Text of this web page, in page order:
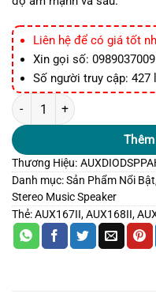
Liên hệ để có giá tốt
Xin gọi số:
Số người truy cập: 427
Aux168II Coaxial Ceiling
Thương Hiệu: AUXDIODSPPA
Danh mục:Sản Phẩm Nổi Bật
Stereo Music Speaker
Thẻ:AUX167II,AUX168II,